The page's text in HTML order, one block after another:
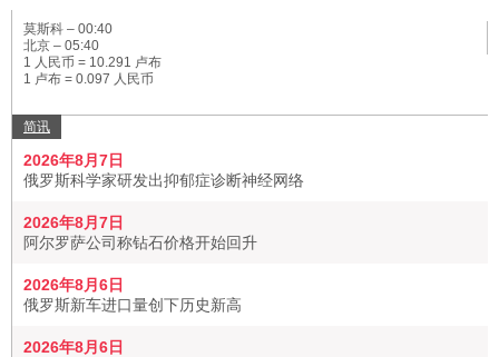
莫斯科 – 00:40
北京 – 05:40
1 人民币 = 10.291 卢布
1 卢布 = 0.097 人民币
简讯
2026年8月7日
俄罗斯科学家研发出抑郁症诊断神经网络
2026年8月7日
阿尔罗萨公司称钻石价格开始回升
2026年8月6日
俄罗斯新车进口量创下历史新高
2026年8月6日